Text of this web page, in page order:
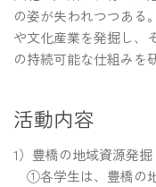
の姿が失われつつある
や文化産業を発掘し、
の持続可能な仕組みを
活動内容
1）豊橋の地域資源発掘
①各学生は、豊橋の